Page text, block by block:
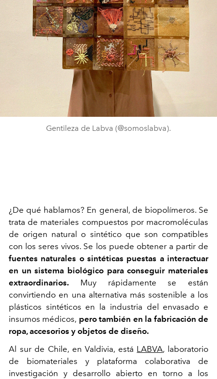
Gentileza de Labva (@somoslabva).
¿De qué hablamos? En general, de biopolímeros. Se
trata de materiales compuestos por macromoléculas
de origen natural o sintético que son compatibles
con los seres vivos. Se los puede obtener a partir de
fuentes naturales o sintéticas puestas a interactuar
en un sistema biológico para conseguir materiales
extraordinarios. Muy rápidamente se están
convirtiendo en una alternativa más sostenible a los
plásticos sintéticos en la industria del envasado e
insumos médicos, pero también en la fabricación de
ropa, accesorios y objetos de diseño.
Al sur de Chile, en Valdivia, está LABVA, laboratorio
de biomateriales y plataforma colaborativa de
investigación y desarrollo abierto en torno a los